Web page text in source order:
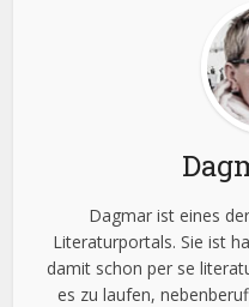
Dagmar ist eines
Literaturportals. Sie ist
damit schon per se
es zu laufen,